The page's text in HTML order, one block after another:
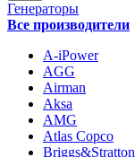
Генераторы
Все производители
A-iPower
AGG
Airman
Aksa
AMG
Atlas Copco
Briggs&Stratton